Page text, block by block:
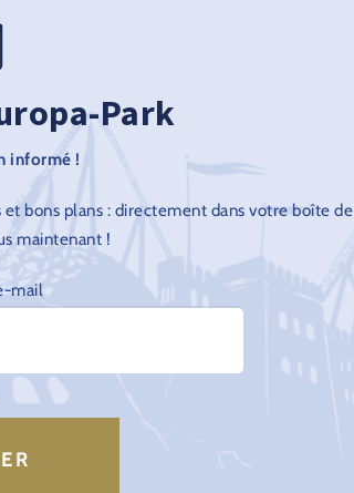
Park
informé !
bons plans : directement dans votre boîte de
maintenant !
mail